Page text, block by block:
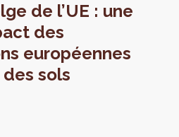
de l’UE : une
des
européennes
sols